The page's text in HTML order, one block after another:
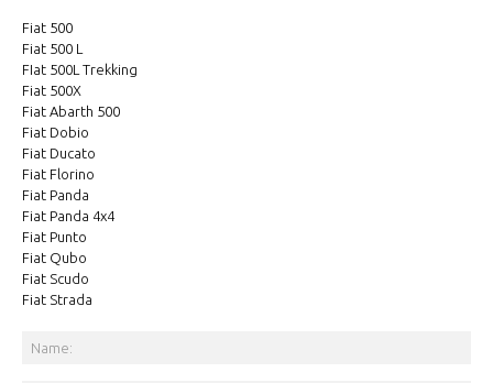
Fiat 500
Fiat 500 L
FIat 500L Trekking
Fiat 500X
Fiat Abarth 500
Fiat Dobio
Fiat Ducato
Fiat Florino
Fiat Panda
Fiat Panda 4x4
Fiat Punto
Fiat Qubo
Fiat Scudo
Fiat Strada